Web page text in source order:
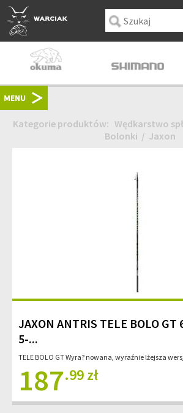
MENU
Kategorie produktów: Wędkarstwo
Bolonki / Jaxon
JAXON ANTRIS TELE BOLO GT
5-...
TELE BOLO GT Wyra? nowana, wyraźnie lżejsza
187.99 zł